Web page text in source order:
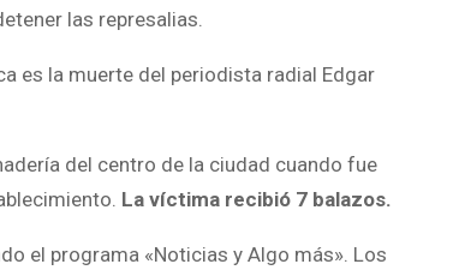
las represalias.
es la muerte del periodista radial Edgar
del centro de la ciudad cuando fue
La víctima recibió 7 balazos.
el programa «Noticias y Algo más». Los